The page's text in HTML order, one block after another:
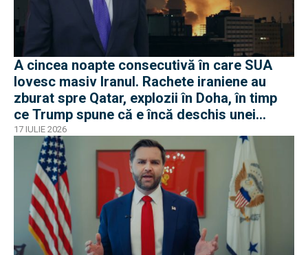
A cincea noapte consecutivă în care SUA
lovesc masiv Iranul. Rachete iraniene au
zburat spre Qatar, explozii în Doha, în timp
ce Trump spune că e încă deschis unei
soluții diplomatice
17 IULIE 2026